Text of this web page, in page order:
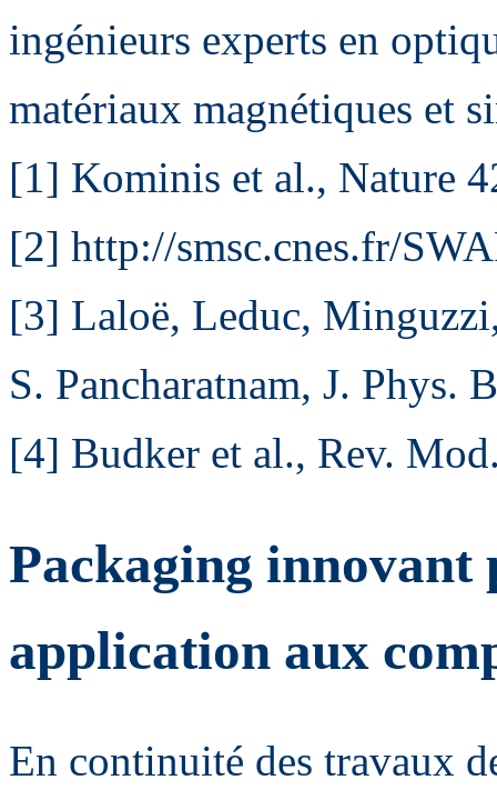
ingénieurs experts en
matériaux magnétiques et
[1] Kominis et al., Nature
[2] http://smsc.cnes.fr/
[3] Laloë, Leduc,
S. Pancharatnam, J.
[4] Budker et al., Rev.
Packaging innovant
application aux
En continuité des travaux